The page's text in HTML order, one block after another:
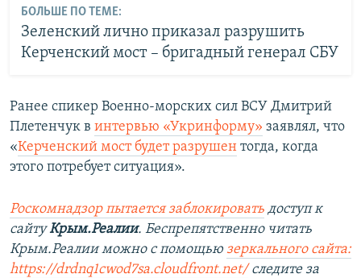
БОЛЬШЕ ПО ТЕМЕ:
Зеленский лично приказал разрушить
Керченский мост – бригадный генерал СБУ
Ранее спикер Военно-морских сил ВСУ Дмитрий
Плетенчук в интервью «Укринформу» заявлял, что
«Керченский мост будет разрушен тогда, когда
этого потребует ситуация».
Роскомнадзор пытается заблокировать доступ к
сайтуКрым.Реалии. Беспрепятственно читать
Крым.Реалии можно с помощью зеркального сайта:
https://drdnq1cwod7sa.cloudfront.net/следите за